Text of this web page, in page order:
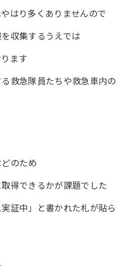
はり多くありませんので
収集するうえでは
ます
る救急隊員たちや救急車内の
のため
得できるかが課題でした
実証中」と書かれた札が貼ら